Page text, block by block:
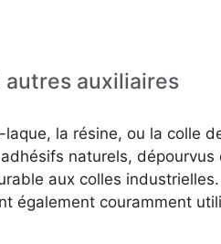
auxiliaires
la résine, ou la colle
naturels,
aux colles
également couramment